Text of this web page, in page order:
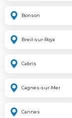
Bonson
Breil-sur-Roya
Cabris
Cagnes-sur-Mer
Cannes